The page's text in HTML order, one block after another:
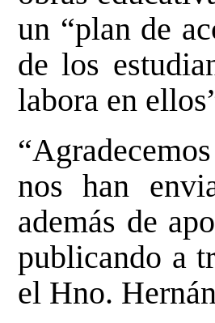
un “plan de
de los
labora en
nos han
además de
publicando a
el Hno.